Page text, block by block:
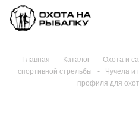
Главная - Каталог - Охота и
спортивной стрельбы
- Чучела и
профиля для